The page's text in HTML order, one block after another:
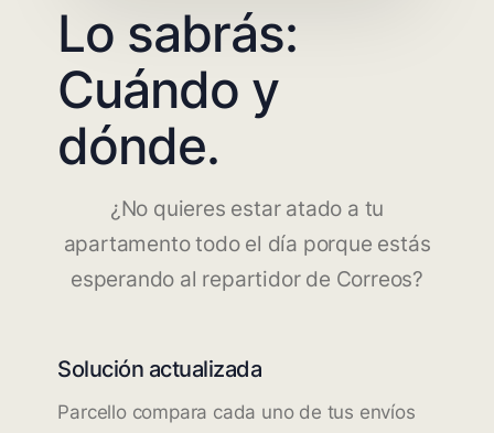
Lo sabrás:
Cuándo y
dónde.
¿No quieres estar atado a tu
apartamento todo el día porque estás
esperando al repartidor de Correos?
Solución actualizada
Parcello compara cada uno de tus envíos